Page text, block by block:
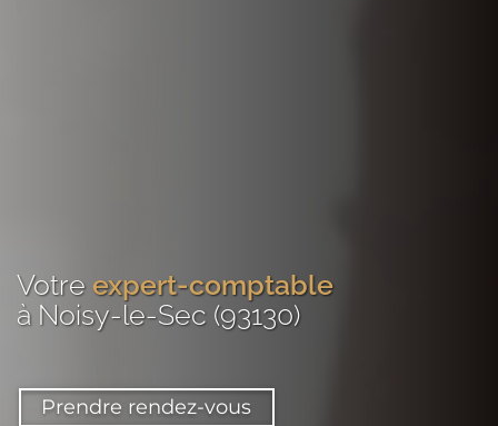
Votre expert-comptable
à Noisy-le-Sec (93130)
Prendre rendez-vous